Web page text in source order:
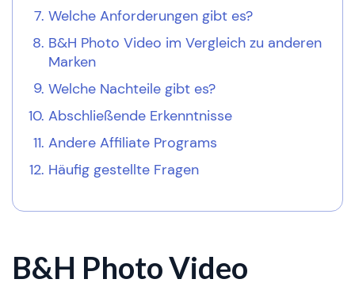
Welche Anforderungen gibt es?
B&H Photo Video im Vergleich zu anderen
Marken
Welche Nachteile gibt es?
Abschließende Erkenntnisse
Andere Affiliate Programs
Häufig gestellte Fragen
B&H Photo Video